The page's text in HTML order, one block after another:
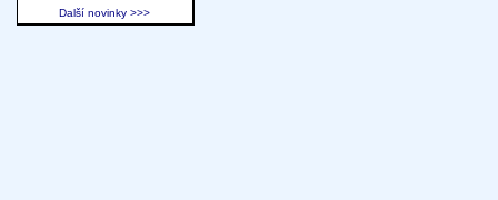
Další novinky >>>